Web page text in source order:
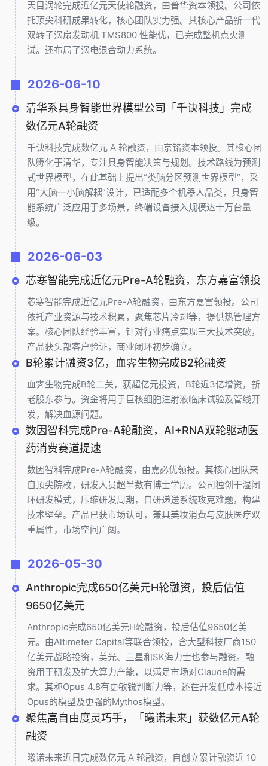
天目涡轮完成近亿元天使轮融资，由普华资本领投。公司依
托顶尖科研成果转化，核心团队实力强。其核心产品新一代
双转子涡扇发动机 TMS800 性能优，已完成整机点火测
试。还布局了涡电混合动力系统。
2026-06-10
清华系具身智能世界模型公司「千诀科技」完成
数亿元A轮融资
千诀科技完成数亿元 A 轮融资，由京铭资本领投。其核心团
队孵化于清华，专注具身智能决策与规划。技术路线为预测
式世界模型，在此基础上提出“类脑分区预测世界模型”，采
用“大脑—小脑解耦”设计，已适配多个机器人品类，具身智
能系统广泛应用于多场景，终端设备接入规模达十万台量
级。
2026-06-03
芯寒智能完成近亿元Pre-A轮融资，东方嘉富领投
芯寒智能完成近亿元Pre-A轮融资，由东方嘉富领投。公司
依托产业资源与技术积累，聚焦芯片冷却等，提供热管理方
案。核心团队经验丰富，针对行业痛点实现三大技术突破，
产品获头部客户验证，商业闭环初步确立。
B轮累计融资3亿，血霁生物完成B2轮融资
血霁生物完成B轮二关，获超亿元投资，B轮近3亿增资，新
老股东参与。资金将用于巨核细胞注射液临床试验及管线开
发，解决血源问题。
数因智科完成Pre-A轮融资，AI+RNA双轮驱动医
药消费赛道提速
数因智科完成Pre-A轮融资，由嘉必优领投。其核心团队来
自顶尖院校，研发人员超半数有博士学历。公司独创干湿闭
环研发模式，压缩研发周期，自研递送系统攻克难题，构建
技术壁垒。产品已获市场认可，兼具美妆消费与皮肤医疗双
重属性，市场空间广阔。
2026-05-30
Anthropic完成650亿美元H轮融资，投后估值
9650亿美元
Anthropic完成650亿美元H轮融资，投后估值9650亿美
元。由Altimeter Capital等联合领投，含大型科技厂商150
亿美元战略投资，美光、三星和SK海力士也参与融资。融
资用于研发及扩大算力产能，以满足市场对Claude的需
求。其称Opus 4.8有更敏锐判断力等，还在开发低成本接近
Opus的模型及更强的Mythos模型。
聚焦高自由度灵巧手，「曦诺未来」获数亿元A轮
融资
曦诺未来近日完成数亿元 A 轮融资，自创立累计融资近 10